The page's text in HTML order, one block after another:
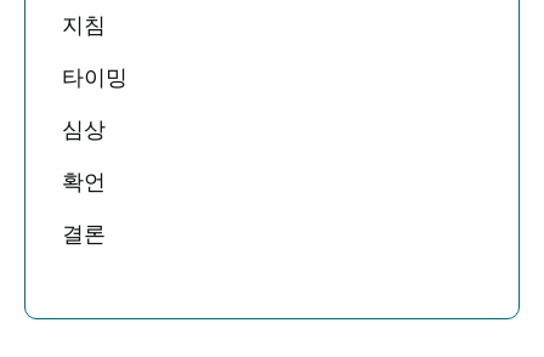
지침
타이밍
심상
확언
결론